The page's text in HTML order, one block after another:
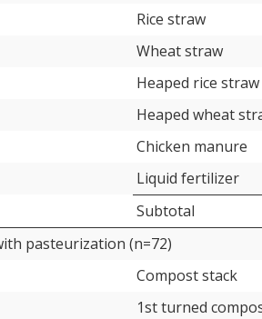
Rice straw
Wheat straw
Heaped rice straw
Heaped wheat
Chicken manure
Liquid fertilizer
Subtotal
pasteurization (n=72)
Compost stack
1st turned